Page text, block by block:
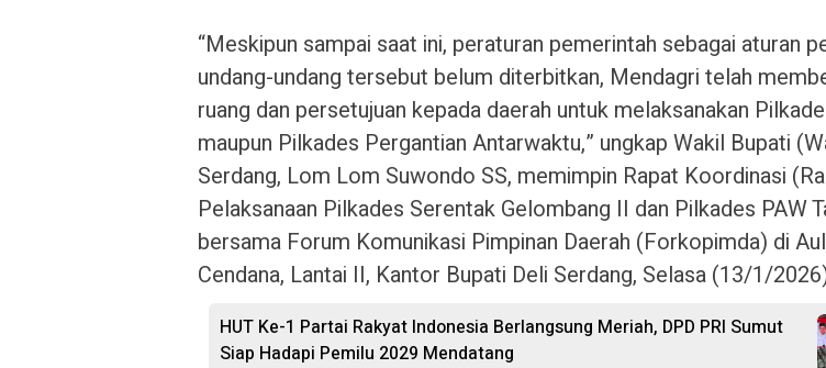
“Meskipun sampai saat ini, peraturan pemerintah sebagai aturan
undang-undang tersebut belum diterbitkan, Mendagri telah
ruang dan persetujuan kepada daerah untuk melaksanakan
maupun Pilkades Pergantian Antarwaktu,” ungkap Wakil Bupati
Serdang, Lom Lom Suwondo SS, memimpin Rapat Koordinasi
Pelaksanaan Pilkades Serentak Gelombang II dan Pilkades PAW
bersama Forum Komunikasi Pimpinan Daerah (Forkopimda) di
Cendana, Lantai II, Kantor Bupati Deli Serdang, Selasa (13/1/
HUT Ke-1 Partai Rakyat Indonesia Berlangsung Meriah, DPD PRI Sumut
Siap Hadapi Pemilu 2029 Mendatang